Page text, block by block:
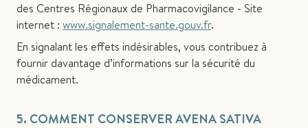
des Centres Régionaux de Pharmacovigilance - Site
internet : www.signalement-sante.gouv.fr.
En signalant les effets indésirables, vous contribuez à
fournir davantage d’informations sur la sécurité du
médicament.
5. COMMENT CONSERVER AVENA SATIVA